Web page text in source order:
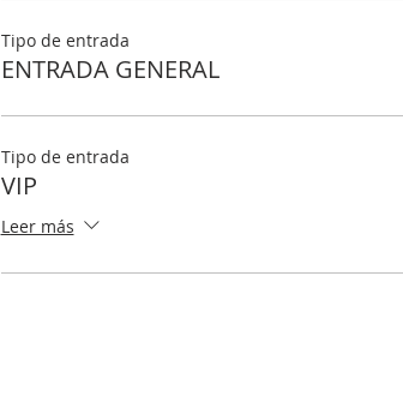
Tipo de entrada
ENTRADA GENERAL
Tipo de entrada
VIP
Leer más